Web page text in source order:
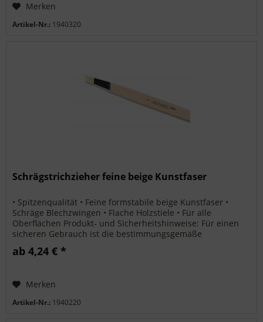
Merken
Artikel-Nr.: 1940320
Schrägstrichzieher feine beige Kunstfaser
• Spitzenqualität • Feine formstabile beige Kunstfaser •
Schräge Blechzwingen • Flache Holzstiele • Für alle
Oberflächen Produkt- und Sicherheitshinweise: Für einen
sicheren Gebrauch ist die bestimmungsgemäße
ab 4,24 € *
Merken
Artikel-Nr.: 1940220